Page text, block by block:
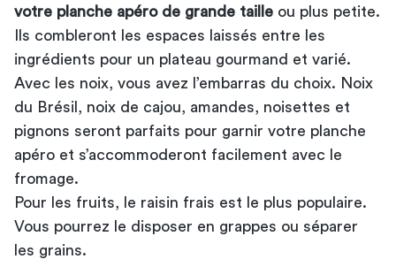
votre planche apéro de grande taille ou plus petite.
Ils combleront les espaces laissés entre les
ingrédients pour un plateau gourmand et varié.
Avec les noix, vous avez l’embarras du choix. Noix
du Brésil, noix de cajou, amandes, noisettes et
pignons seront parfaits pour garnir votre planche
apéro et s’accommoderont facilement avec le
fromage.
Pour les fruits, le raisin frais est le plus populaire.
Vous pourrez le disposer en grappes ou séparer
les grains.